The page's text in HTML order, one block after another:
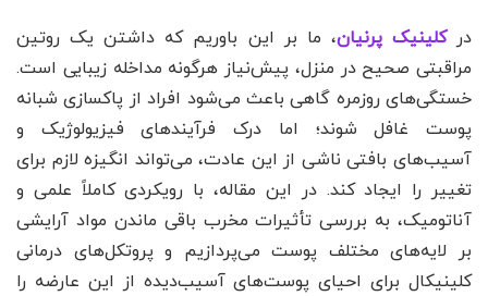
درکلینیک پرنیان، ما بر این باوریم که داشتن یک روتین
مراقبتی صحیح در منزل، پیش‌نیاز هرگونه مداخله زیبایی است.
خستگی‌های روزمره گاهی باعث می‌شود افراد از پاکسازی شبانه
پوست غافل شوند؛ اما درک فرآیندهای فیزیولوژیک و
آسیب‌های بافتی ناشی از این عادت، می‌تواند انگیزه لازم برای
تغییر را ایجاد کند. در این مقاله، با رویکردی کاملاً علمی و
آناتومیک، به بررسی تأثیرات مخرب باقی ماندن مواد آرایشی
بر لایه‌های مختلف پوست می‌پردازیم و پروتکل‌های درمانی
کلینیکال برای احیای پوست‌های آسیب‌دیده از این عارضه را